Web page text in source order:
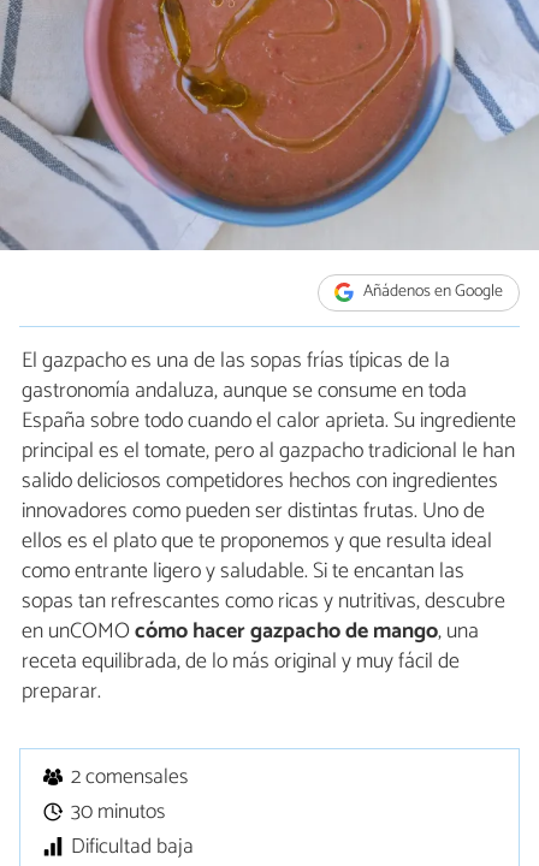
Añádenos en Google
El gazpacho es una de las sopas frías típicas de la
gastronomía andaluza, aunque se consume en toda
España sobre todo cuando el calor aprieta. Su ingrediente
principal es el tomate, pero al gazpacho tradicional le han
salido deliciosos competidores hechos con ingredientes
innovadores como pueden ser distintas frutas. Uno de
ellos es el plato que te proponemos y que resulta ideal
como entrante ligero y saludable. Si te encantan las
sopas tan refrescantes como ricas y nutritivas, descubre
en unCOMOcómo hacer gazpacho de mango, una
receta equilibrada, de lo más original y muy fácil de
preparar.
2 comensales
30 minutos
Dificultad baja